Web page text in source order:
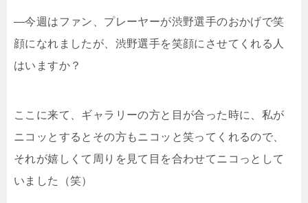
―今週はファン、プレーヤーが渋野選手のおかげで笑
顔になれましたが、渋野選手を笑顔にさせてくれる人
はいますか？
ここに来て、ギャラリーの方と目が合った時に、私が
ニコッとするとその方もニコッと笑ってくれるので、
それが嬉しくて周りを見て目を合わせてニコっとして
いました（笑）